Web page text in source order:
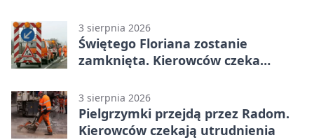
3 sierpnia 2026
Świętego Floriana zostanie
zamknięta. Kierowców czeka
3 sierpnia 2026
Pielgrzymki przejdą przez Radom.
Kierowców czekają utrudnienia